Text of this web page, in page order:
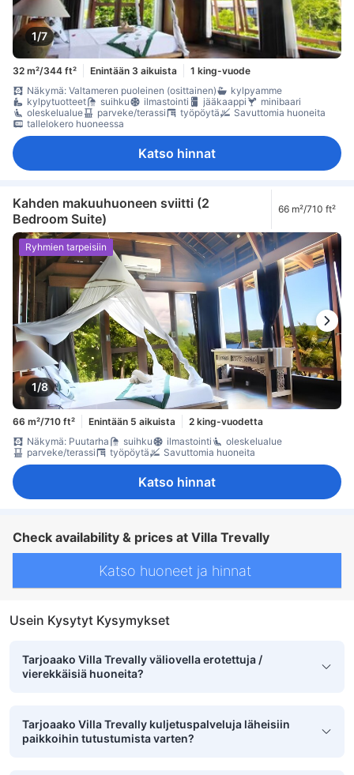
1/7
32 m²/344 ft² Enintään 3 aikuista
1 king-vuode
Näkymä: Valtameren puoleinen (osittainen)
kylpyamme
kylpytuotteet
suihku ilmastointi jääkaappi
minibaari
oleskelualue
parveke/terassi työpöytä
Savuttomia huoneita
tallelokero huoneessa
Katso hinnat
Kahden makuuhuoneen sviitti (2
Bedroom Suite)
66 m²/710 ft²
1/8
Ryhmien tarpeisiin
66 m²/710 ft² Enintään 5 aikuista
2 king-vuodetta
Näkymä: Puutarha
suihku ilmastointi
oleskelualue
parveke/terassi
työpöytä Savuttomia huoneita
Katso hinnat
Check availability & prices at Villa Trevally
Katso huoneet ja hinnat
Usein Kysytyt Kysymykset
Tarjoaako Villa Trevally väliovella erotettuja /
vierekkäisiä huoneita?
Tarjoaako Villa Trevally kuljetuspalveluja läheisiin
paikkoihin tutustumista varten?